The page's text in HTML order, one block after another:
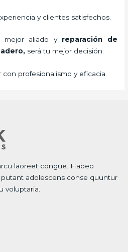
y clientes satisfechos.
mejor aliado y reparación de
será tu mejor decisión.
con profesionalismo y eficacia.
laoreet congue. Habeo
adolescens conse quuntur
voluptaria.